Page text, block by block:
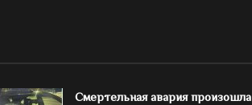
Смертельная авария произошла